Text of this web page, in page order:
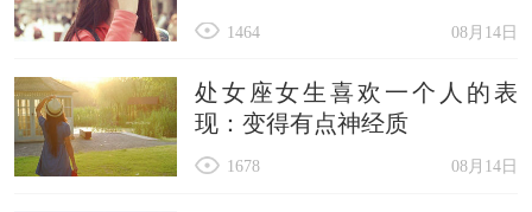
08月14日
1464
处女座女生喜欢一个人的表
现：变得有点神经质
08月14日
1678